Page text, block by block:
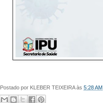
Postado por KLEBER TEIXEIRA às 5:28 AM